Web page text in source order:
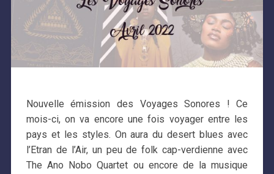
Nouvelle émission des Voyages Sonores ! Ce
mois-ci, on va encore une fois voyager entre les
pays et les styles. On aura du desert blues avec
l’Etran de l’Air, un peu de folk cap-verdienne avec
The Ano Nobo Quartet ou encore de la musique